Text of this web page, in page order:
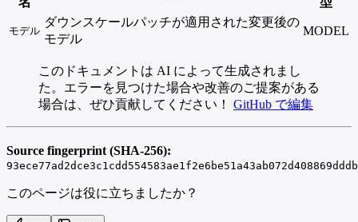
モデル
ダウンスケールパッチが適用された変更後の
モデル
MODEL
このドキュメントは AI によって生成されまし
た。エラーを見つけた場合や改善のご提案がある
場合は、ぜひ貢献してください！ GitHub で編集
Source fingerprint (SHA-256):
このページは役に立ちましたか？